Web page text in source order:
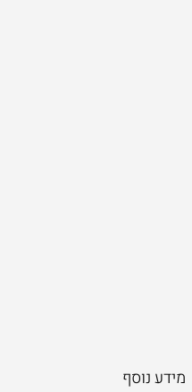
מידע נוסף